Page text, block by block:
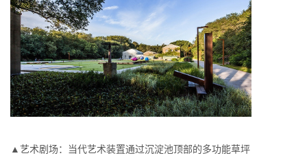
▲艺术剧场：当代艺术装置通过沉淀池顶部的多功能草坪